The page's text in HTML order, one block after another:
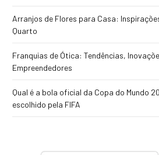
Arranjos de Flores para Casa:
Quarto
Franquias de Ótica: Tendências,
Empreendedores
Qual é a bola oficial da Copa do Mundo
escolhido pela FIFA